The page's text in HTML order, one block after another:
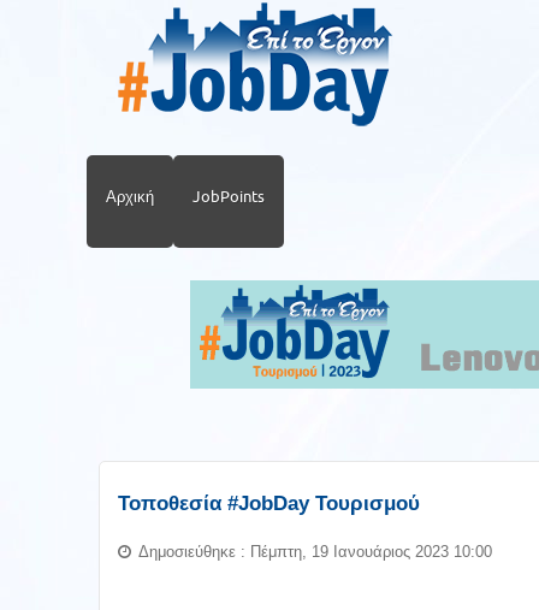
Αρχική JobPoints
Τοποθεσία #JobDay Τουρισμού
Δημοσιεύθηκε : Πέμπτη, 19 Ιανουάριος 2023 10:00